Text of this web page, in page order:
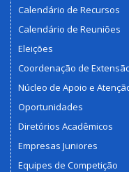
Calendário de Recursos
Calendário de Reuniões
Eleições
Coordenação de
Núcleo de Apoio e
Oportunidades
Diretórios Acadêmicos
Empresas Juniores
Equipes de Competição